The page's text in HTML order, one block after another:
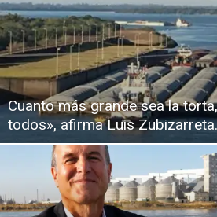
Cuanto más grande sea la
todos», afirma Luis Zubizarreta.